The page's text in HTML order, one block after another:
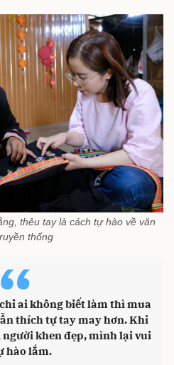
thêu tay là cách tự hào về văn
thống
ai không biết làm thì mua
thích tự tay may hơn. Khi
khen đẹp, mình lại vui
hào lắm.